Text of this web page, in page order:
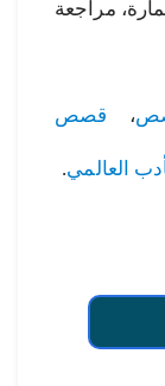
مراجعة
، قصص
العالمي.